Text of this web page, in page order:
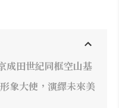
成田世紀同框空山基
象大使，演繹未來美